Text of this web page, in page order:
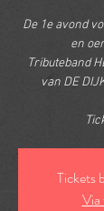
De 1e avond
en
Tributeband
van DE
Tickets
Via